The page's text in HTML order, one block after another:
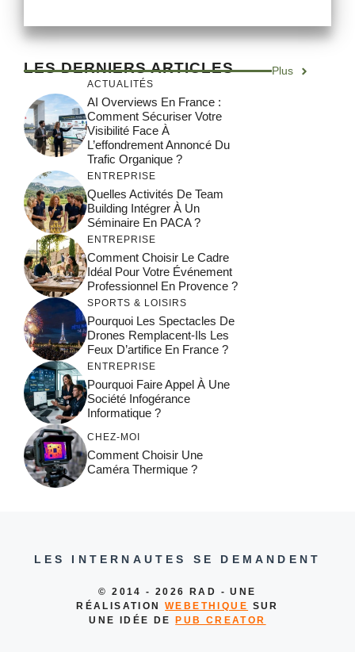
LES DERNIERS ARTICLES Plus
ACTUALITÉS
AI Overviews En France :
Comment Sécuriser Votre
Visibilité Face À
L’effondrement Annoncé Du
Trafic Organique ?
ENTREPRISE
Quelles Activités De Team
Building Intégrer À Un
Séminaire En PACA ?
ENTREPRISE
Comment Choisir Le Cadre
Idéal Pour Votre Événement
Professionnel En Provence ?
SPORTS & LOISIRS
Pourquoi Les Spectacles De
Drones Remplacent-Ils Les
Feux D’artifice En France ?
ENTREPRISE
Pourquoi Faire Appel À Une
Société Infogérance
Informatique ?
CHEZ-MOI
Comment Choisir Une
Caméra Thermique ?
LES INTERNAUTES SE DEMANDENT
© 2014 - 2026 RAD - UNE
RÉALISATIONWEBETHIQUE SUR
UNE IDÉE DE
PUB CREATOR